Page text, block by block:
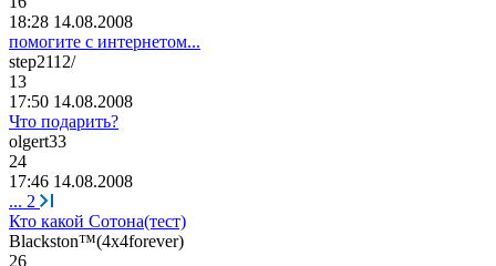
18:28 14.08.2008
помогите с интернетом...
step2112/
13
17:50 14.08.2008
Что подарить?
olgert33
24
17:46 14.08.2008
... 2
Кто какой Сотона(тест)
Blackston™(4х4forever)
26